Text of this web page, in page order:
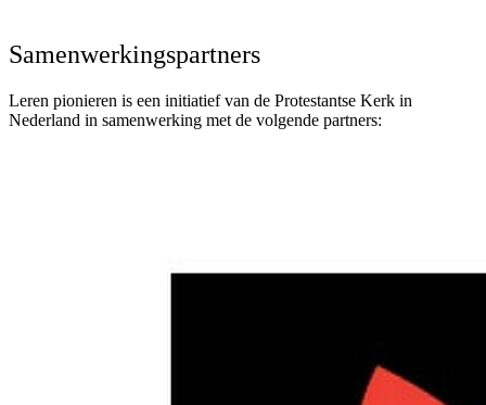
Samenwerkingspartners
Leren pionieren is een initiatief van de Protestantse Kerk in
Nederland in samenwerking met de volgende partners: